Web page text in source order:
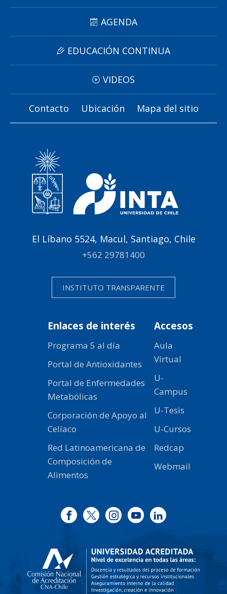
AGENDA
EDUCACIÓN CONTINUA
VIDEOS
Contacto Ubicación Mapa del sitio
El Líbano 5524, Macul, Santiago, Chile
+562 29781400
INSTITUTO TRANSPARENTE
Enlaces de interés
Programa 5 al día
Portal de Antioxidantes
Portal de Enfermedades
Metabólicas
Corporación de Apoyo al
Celíaco
Red Latinoamericana de
Composición de
Alimentos
Accesos
Aula
Virtual
U-
Campus
U-Tesis
U-Cursos
Redcap
Webmail